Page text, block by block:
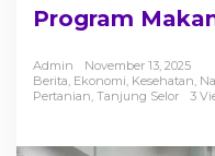
Program
Admin
November 13, 2025
Berita, Ekonomi, Kesehatan,
Pertanian, Tanjung Selor 3